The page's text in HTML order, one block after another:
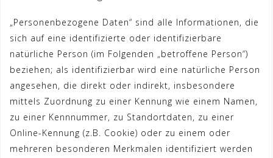
„Personenbezogene Daten“ sind alle Informationen, die
sich auf eine identifizierte oder identifizierbare
natürliche Person (im Folgenden „betroffene Person“)
beziehen; als identifizierbar wird eine natürliche Person
angesehen, die direkt oder indirekt, insbesondere
mittels Zuordnung zu einer Kennung wie einem Namen,
zu einer Kennnummer, zu Standortdaten, zu einer
Online-Kennung (z.B. Cookie) oder zu einem oder
mehreren besonderen Merkmalen identifiziert werden